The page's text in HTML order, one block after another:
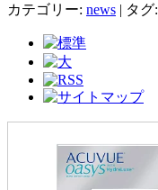
カテゴリー: news | タグ: